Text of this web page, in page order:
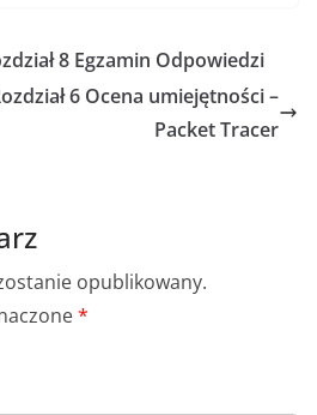
8 Egzamin Odpowiedzi
6 Ocena umiejętności –
Packet Tracer
opublikowany.
*